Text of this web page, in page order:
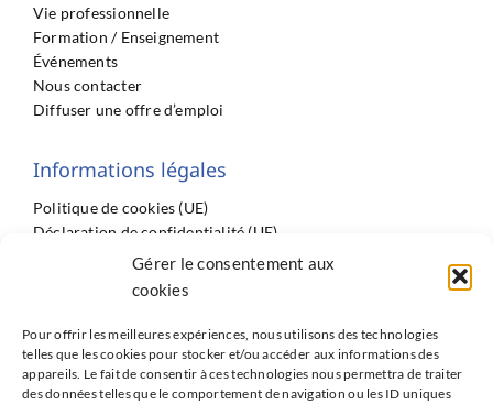
Gérer le consentement aux
cookies
Pour offrir les meilleures expériences, nous utilisons des technologies
telles que les cookies pour stocker et/ou accéder aux informations des
appareils. Le fait de consentir à ces technologies nous permettra de traiter
des données telles que le comportement de navigation ou les ID uniques
Vie professionnelle
Formation / Enseignement
Événements
Nous contacter
Diffuser une offre d’emploi
Informations légales
Politique de cookies (UE)
Déclaration de confidentialité (UE)
Conditions générales